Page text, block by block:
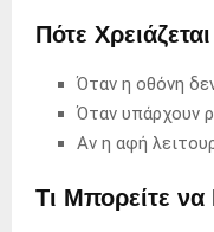
Πότε
Όταν η οθόνη
Όταν υπάρχουν
Αν η αφή
Τι Μπορείτε να